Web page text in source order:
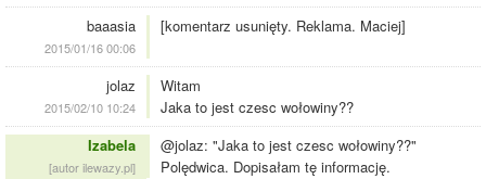
baaasia
2015/01/16 00:06
[komentarz usunięty. Reklama. Maciej]
jolaz
2015/02/10 10:24
Witam
Jaka to jest czesc wołowiny??
Izabela
[autor ilewazy.pl]
@jolaz: "Jaka to jest czesc wołowiny??"
Polędwica. Dopisałam tę informację.